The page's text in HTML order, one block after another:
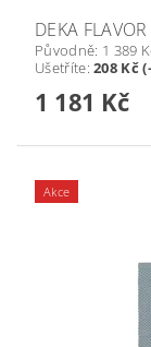
DEKA
Původně: 1 389
Ušetříte:208 Kč
1 181 Kč
Akce